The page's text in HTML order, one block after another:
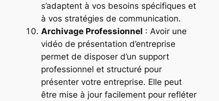
s’adaptent à vos besoins spécifiques et
à vos stratégies de communication.
Archivage Professionnel : Avoir une
vidéo de présentation d’entreprise
permet de disposer d’un support
professionnel et structuré pour
présenter votre entreprise. Elle peut
être mise à jour facilement pour refléter